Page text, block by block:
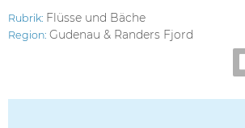
Rubrik: Flüsse und Bäche
Region: Gudenau & Randers Fjord